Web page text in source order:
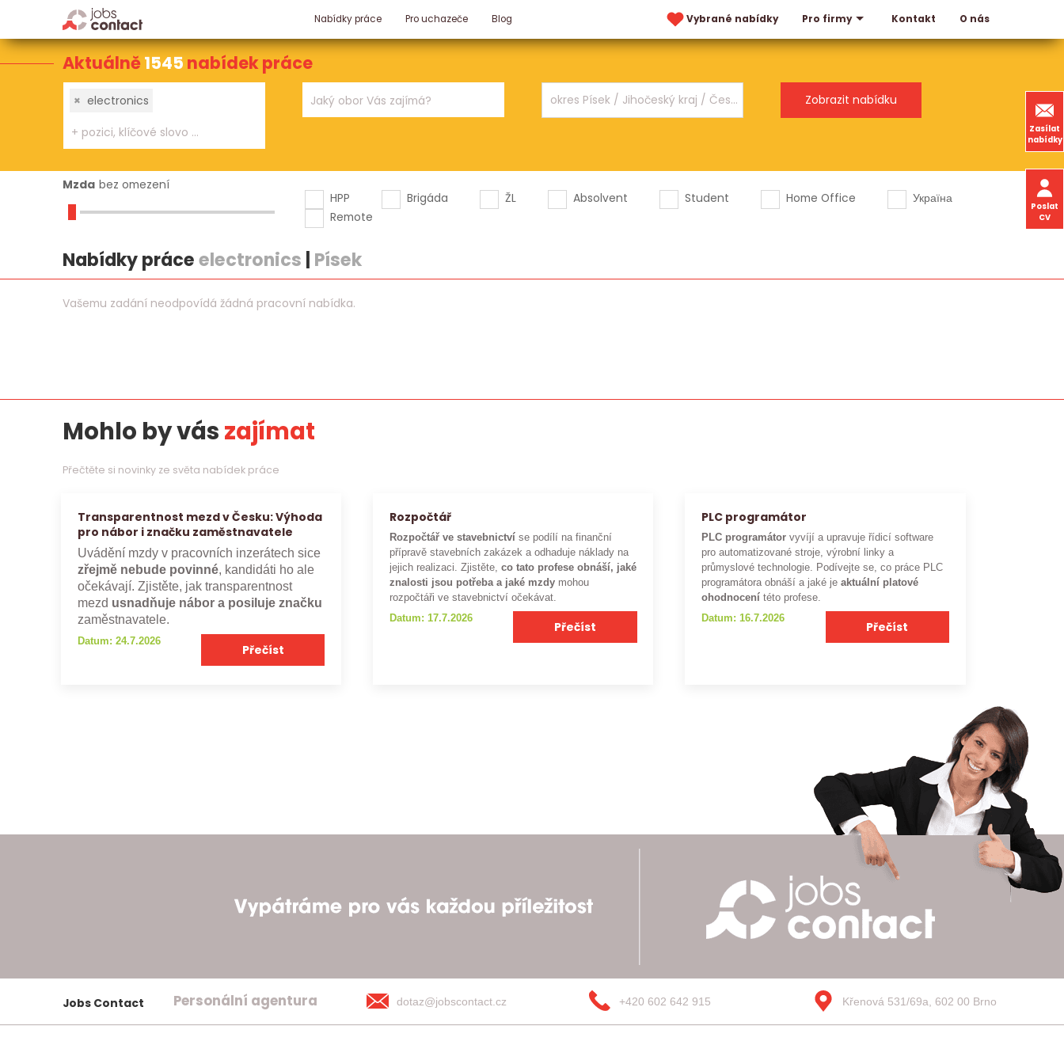
Nabídky práce Pro uchazeče Blog Vybrané nabídky Pro firmy Kontakt O nás
Zasílat
nabídky
Poslat
CV
Aktuálně1545 nabídek práce
× electronics
Mzda bez omezení
HPP
Brigáda ŽL Absolvent Student Home Office
Україна
Remote
Nabídky práceelectronics Písek
Vašemu zadání neodpovídá žádná pracovní nabídka.
Mohlo by vászajímat
Přečtěte si novinky ze světa nabídek práce
Transparentnost mezd v Česku: Výhoda
pro nábor i značku zaměstnavatele
Uvádění mzdy v pracovních inzerátech sice
zřejmě nebude povinné, kandidáti ho ale
očekávají. Zjistěte, jak transparentnost
mezd usnadňuje nábor a posiluje značku
zaměstnavatele.
Datum: 24.7.2026
Přečíst
Rozpočtář
Rozpočtář ve stavebnictví se podílí na finanční
přípravě stavebních zakázek a odhaduje náklady na
jejich realizaci. Zjistěte,co tato profese obnáší, jaké
znalosti jsou potřeba a jaké mzdy mohou
rozpočtáři ve stavebnictví očekávat.
Datum: 17.7.2026
Přečíst
PLC programátor
PLC programátor vyvíjí a upravuje řídicí software
pro automatizované stroje, výrobní linky a
průmyslové technologie. Podívejte se, co práce PLC
programátora obnáší a jaké je aktuální platové
ohodnocení této profese.
Datum: 16.7.2026
Přečíst
Jobs Contact Personální agentura dotaz@jobscontact.cz +420 602 642 915 Křenová 531/69a, 602 00 Brno